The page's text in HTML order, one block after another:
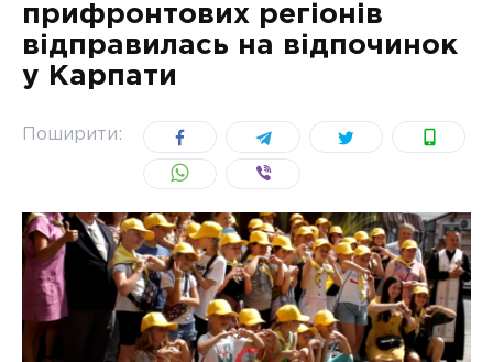
УКРАЇНА
прифронтових регіонів
відправилась на відпочинок
у Карпати
Поширити: